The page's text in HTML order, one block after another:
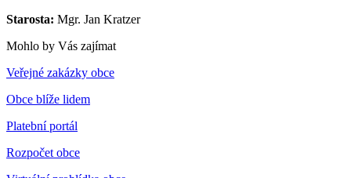
Starosta: Mgr. Jan Kratzer
Mohlo by Vás zajímat
Veřejné zakázky obce
Obce blíže lidem
Platební portál
Rozpočet obce